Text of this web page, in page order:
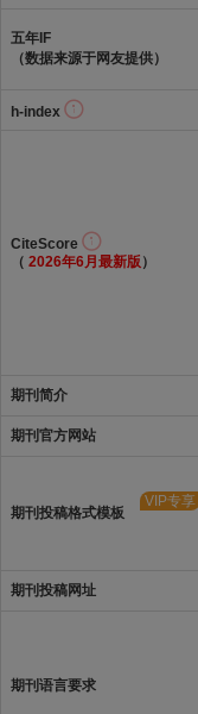
五年IF
（数据来源于网友提供）
h-index
CiteScore
（ 2026年6月最新版 ）
期刊简介
期刊官方网站
期刊投稿格式模板
VIP专享
期刊投稿网址
期刊语言要求